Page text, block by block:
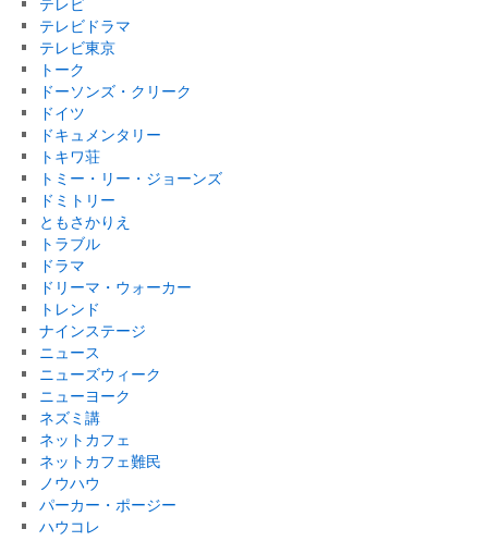
テレビドラマ
テレビ東京
トーク
ドーソンズ・クリーク
ドイツ
ドキュメンタリー
トキワ荘
トミー・リー・ジョーンズ
ドミトリー
ともさかりえ
トラブル
ドラマ
ドリーマ・ウォーカー
トレンド
ナインステージ
ニュース
ニューズウィーク
ニューヨーク
ネズミ講
ネットカフェ
ネットカフェ難民
ノウハウ
パーカー・ポージー
ハウコレ